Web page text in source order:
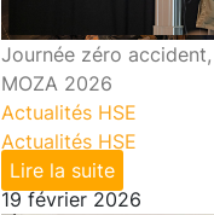
Journée zéro
MOZA 2026
Actualités HSE
Actualités HSE
Lire la suite
19 février 2026